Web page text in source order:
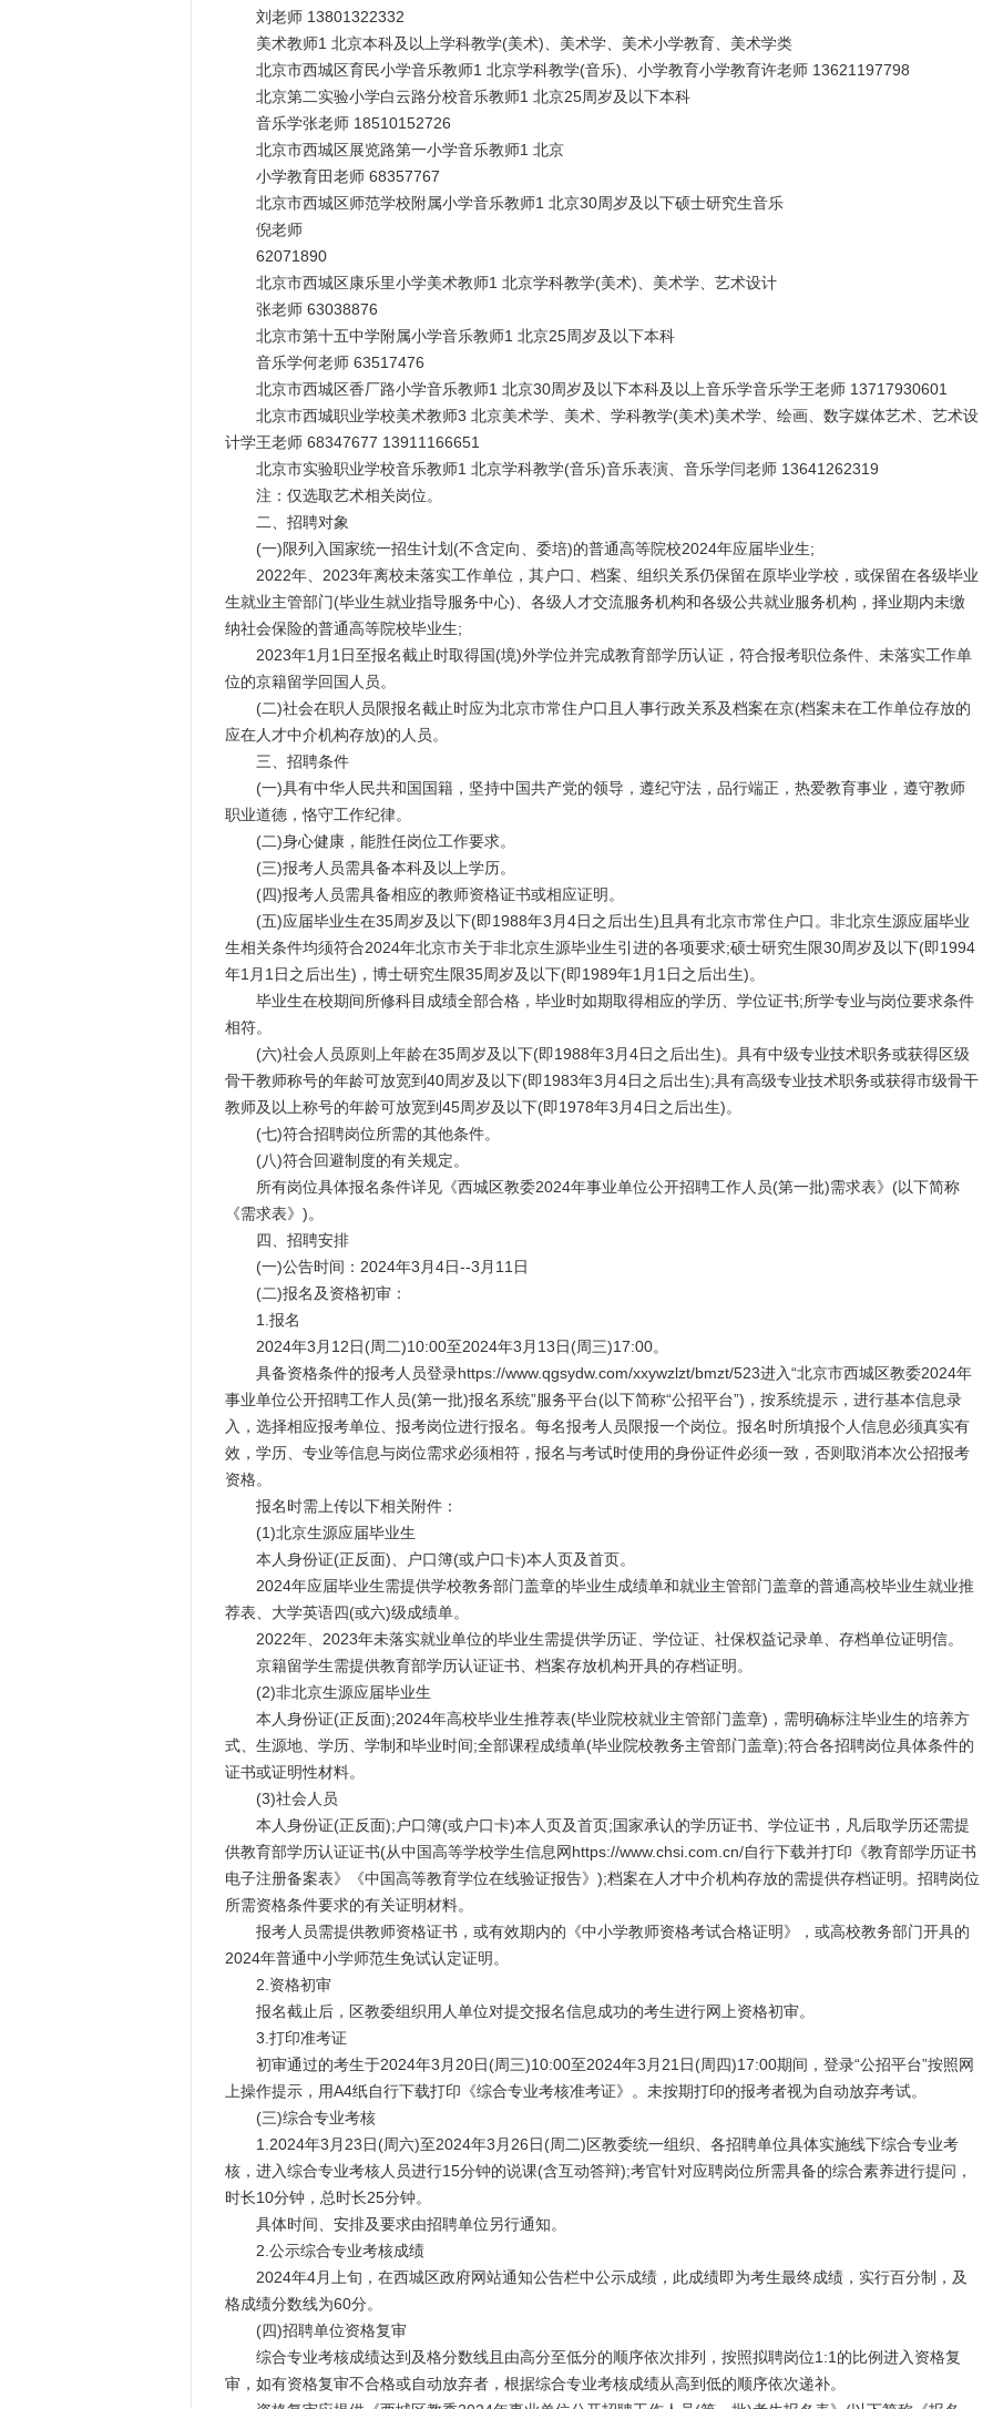
刘老师 13801322332
美术教师1 北京本科及以上学科教学(美术)、美术学、美术小学教育、美术学类
北京市西城区育民小学音乐教师1 北京学科教学(音乐)、小学教育小学教育许老师 13621197798
北京第二实验小学白云路分校音乐教师1 北京25周岁及以下本科
音乐学张老师 18510152726
北京市西城区展览路第一小学音乐教师1 北京
小学教育田老师 68357767
北京市西城区师范学校附属小学音乐教师1 北京30周岁及以下硕士研究生音乐
倪老师
62071890
北京市西城区康乐里小学美术教师1 北京学科教学(美术)、美术学、艺术设计
张老师 63038876
北京市第十五中学附属小学音乐教师1 北京25周岁及以下本科
音乐学何老师 63517476
北京市西城区香厂路小学音乐教师1 北京30周岁及以下本科及以上音乐学音乐学王老师 13717930601
北京市西城职业学校美术教师3 北京美术学、美术、学科教学(美术)美术学、绘画、数字媒体艺术、艺术设
计学王老师 68347677 13911166651
北京市实验职业学校音乐教师1 北京学科教学(音乐)音乐表演、音乐学闫老师 13641262319
注：仅选取艺术相关岗位。
二、招聘对象
(一)限列入国家统一招生计划(不含定向、委培)的普通高等院校2024年应届毕业生;
2022年、2023年离校未落实工作单位，其户口、档案、组织关系仍保留在原毕业学校，或保留在各级毕业
生就业主管部门(毕业生就业指导服务中心)、各级人才交流服务机构和各级公共就业服务机构，择业期内未缴
纳社会保险的普通高等院校毕业生;
2023年1月1日至报名截止时取得国(境)外学位并完成教育部学历认证，符合报考职位条件、未落实工作单
位的京籍留学回国人员。
(二)社会在职人员限报名截止时应为北京市常住户口且人事行政关系及档案在京(档案未在工作单位存放的
应在人才中介机构存放)的人员。
三、招聘条件
(一)具有中华人民共和国国籍，坚持中国共产党的领导，遵纪守法，品行端正，热爱教育事业，遵守教师
职业道德，恪守工作纪律。
(二)身心健康，能胜任岗位工作要求。
(三)报考人员需具备本科及以上学历。
(四)报考人员需具备相应的教师资格证书或相应证明。
(五)应届毕业生在35周岁及以下(即1988年3月4日之后出生)且具有北京市常住户口。非北京生源应届毕业
生相关条件均须符合2024年北京市关于非北京生源毕业生引进的各项要求;硕士研究生限30周岁及以下(即1994
年1月1日之后出生)，博士研究生限35周岁及以下(即1989年1月1日之后出生)。
毕业生在校期间所修科目成绩全部合格，毕业时如期取得相应的学历、学位证书;所学专业与岗位要求条件
相符。
(六)社会人员原则上年龄在35周岁及以下(即1988年3月4日之后出生)。具有中级专业技术职务或获得区级
骨干教师称号的年龄可放宽到40周岁及以下(即1983年3月4日之后出生);具有高级专业技术职务或获得市级骨干
教师及以上称号的年龄可放宽到45周岁及以下(即1978年3月4日之后出生)。
(七)符合招聘岗位所需的其他条件。
(八)符合回避制度的有关规定。
所有岗位具体报名条件详见《西城区教委2024年事业单位公开招聘工作人员(第一批)需求表》(以下简称
《需求表》)。
四、招聘安排
(一)公告时间：2024年3月4日--3月11日
(二)报名及资格初审：
1.报名
2024年3月12日(周二)10:00至2024年3月13日(周三)17:00。
具备资格条件的报考人员登录https://www.qgsydw.com/xxywzlzt/bmzt/523进入“北京市西城区教委2024年
事业单位公开招聘工作人员(第一批)报名系统”服务平台(以下简称“公招平台”)，按系统提示，进行基本信息录
入，选择相应报考单位、报考岗位进行报名。每名报考人员限报一个岗位。报名时所填报个人信息必须真实有
效，学历、专业等信息与岗位需求必须相符，报名与考试时使用的身份证件必须一致，否则取消本次公招报考
资格。
报名时需上传以下相关附件：
(1)北京生源应届毕业生
本人身份证(正反面)、户口簿(或户口卡)本人页及首页。
2024年应届毕业生需提供学校教务部门盖章的毕业生成绩单和就业主管部门盖章的普通高校毕业生就业推
荐表、大学英语四(或六)级成绩单。
2022年、2023年未落实就业单位的毕业生需提供学历证、学位证、社保权益记录单、存档单位证明信。
京籍留学生需提供教育部学历认证证书、档案存放机构开具的存档证明。
(2)非北京生源应届毕业生
本人身份证(正反面);2024年高校毕业生推荐表(毕业院校就业主管部门盖章)，需明确标注毕业生的培养方
式、生源地、学历、学制和毕业时间;全部课程成绩单(毕业院校教务主管部门盖章);符合各招聘岗位具体条件的
证书或证明性材料。
(3)社会人员
本人身份证(正反面);户口簿(或户口卡)本人页及首页;国家承认的学历证书、学位证书，凡后取学历还需提
供教育部学历认证证书(从中国高等学校学生信息网https://www.chsi.com.cn/自行下载并打印《教育部学历证书
电子注册备案表》《中国高等教育学位在线验证报告》);档案在人才中介机构存放的需提供存档证明。招聘岗位
所需资格条件要求的有关证明材料。
报考人员需提供教师资格证书，或有效期内的《中小学教师资格考试合格证明》，或高校教务部门开具的
2024年普通中小学师范生免试认定证明。
2.资格初审
报名截止后，区教委组织用人单位对提交报名信息成功的考生进行网上资格初审。
3.打印准考证
初审通过的考生于2024年3月20日(周三)10:00至2024年3月21日(周四)17:00期间，登录“公招平台”按照网
上操作提示，用A4纸自行下载打印《综合专业考核准考证》。未按期打印的报考者视为自动放弃考试。
(三)综合专业考核
1.2024年3月23日(周六)至2024年3月26日(周二)区教委统一组织、各招聘单位具体实施线下综合专业考
核，进入综合专业考核人员进行15分钟的说课(含互动答辩);考官针对应聘岗位所需具备的综合素养进行提问，
时长10分钟，总时长25分钟。
具体时间、安排及要求由招聘单位另行通知。
2.公示综合专业考核成绩
2024年4月上旬，在西城区政府网站通知公告栏中公示成绩，此成绩即为考生最终成绩，实行百分制，及
格成绩分数线为60分。
(四)招聘单位资格复审
综合专业考核成绩达到及格分数线且由高分至低分的顺序依次排列，按照拟聘岗位1:1的比例进入资格复
审，如有资格复审不合格或自动放弃者，根据综合专业考核成绩从高到低的顺序依次递补。